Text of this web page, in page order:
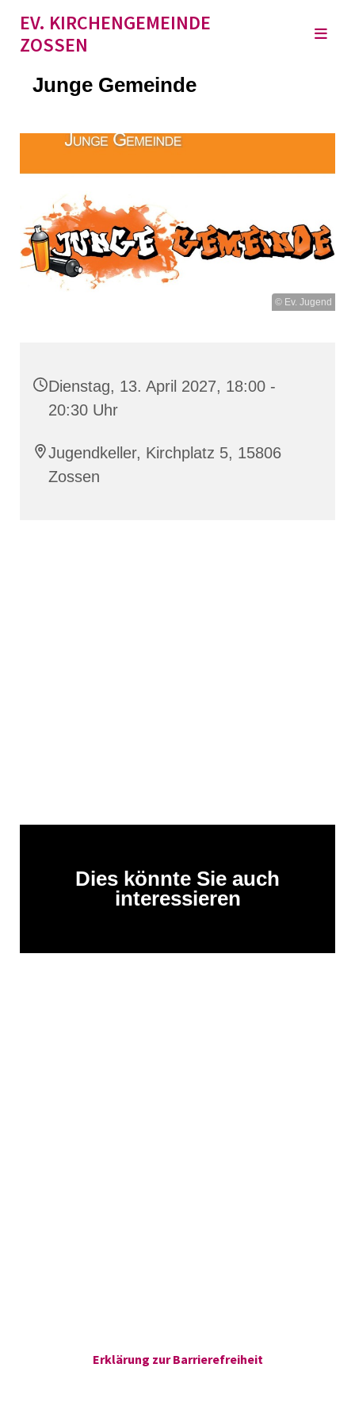
EV. KIRCHENGEMEINDE
ZOSSEN
Junge Gemeinde
© Ev. Jugend
Dienstag, 13. April 2027, 18:00 -
20:30 Uhr
Jugendkeller, Kirchplatz 5, 15806
Zossen
Dies könnte Sie auch
interessieren
Erklärung zur Barrierefreiheit